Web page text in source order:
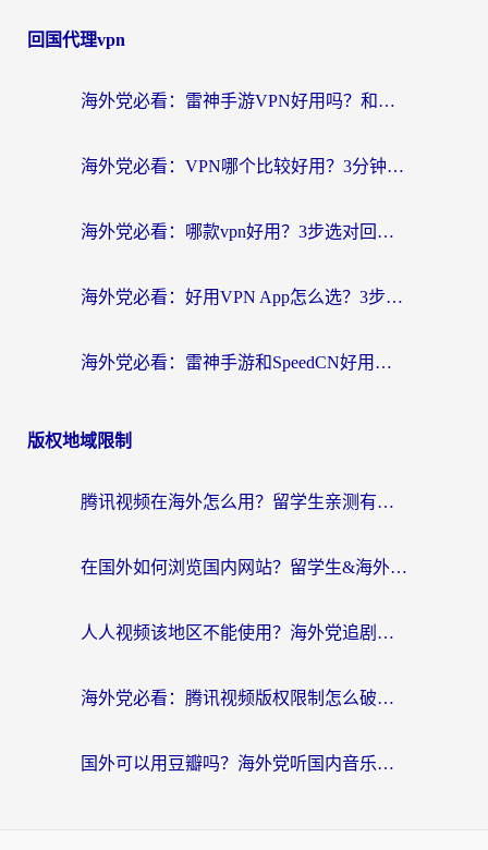
回国代理vpn
海外党必看：雷神手游VPN好用吗？和天速回国VPN对比哪个回国效果更好？附实用加速器选择指南
海外党必看：VPN哪个比较好用？3分钟找到适合你的回国加速方案
海外党必看：哪款vpn好用？3步选对回国加速器，无缝刷剧玩游戏
海外党必看：好用VPN App怎么选？3步教你无缝访问国内资源
海外党必看：雷神手游和SpeedCN好用吗？3招选对回国加速器无缝刷国内资源
版权地域限制
腾讯视频在海外怎么用？留学生亲测有效的回国加速器攻略
在国外如何浏览国内网站？留学生&海外华人的无缝访问指南
人人视频该地区不能使用？海外党追剧看片的终极解决方案来了
海外党必看：腾讯视频版权限制怎么破？3步让你轻松追剧
国外可以用豆瓣吗？海外党听国内音乐听书的实用指南